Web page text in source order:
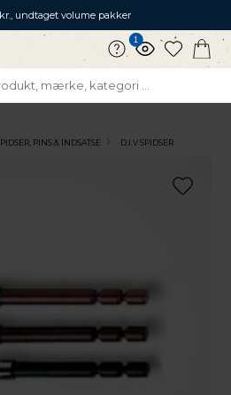
undtaget volume pakker
1
PINS & INDSATSE D.I.V SPIDSER